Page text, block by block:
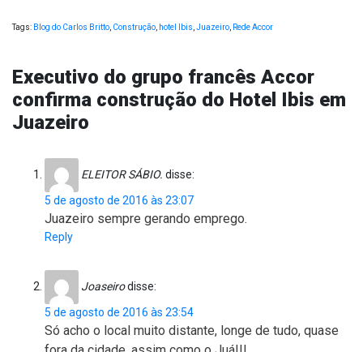
Tags: Blog do Carlos Britto Construção hotel Ibis Juazeiro Rede Accor
Executivo do grupo francês Accor
confirma construção do Hotel Ibis em
Juazeiro
ELEITOR SÁBIO. disse:
5 de agosto de 2016 às 23:07
Juazeiro sempre gerando emprego.
Reply
Joaseirodisse:
5 de agosto de 2016 às 23:54
Só acho o local muito distante, longe de tudo, quase